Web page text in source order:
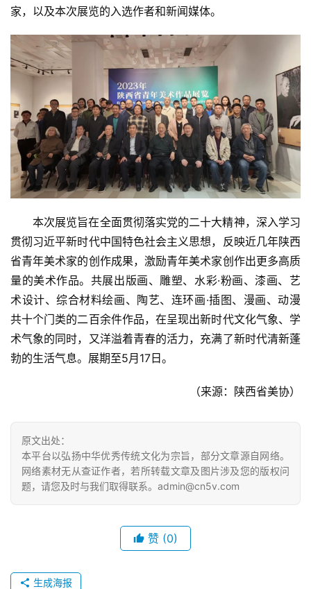
欣
赏
砚
边
夜
话
美
术
图
容
易
寫
錯
用
錯
的
繁
例
家，以及本次展览的入选作者和新闻媒体。
本次展览旨在全面贯彻落实党的二十大精神，深入学习
贯彻习近平新时代中国特色社会主义思想，反映近几年陕西
省青年美术家的创作成果，激励青年美术家创作出更多高质
量的美术作品。共展出版画、雕塑、水彩·粉画、漆画、艺
术设计、综合材料绘画、陶艺、连环画·插图、漫画、动漫
共十个门类的二百余件作品，在呈现出新时代文化气象、学
术气象的同时，又洋溢着青春的活力，充满了新时代清新蓬
勃的生活气息。展期至5月17日。
（来源：陕西省美协）
原文出处：
本平台以弘扬中华优秀传统文化为宗旨，部分文章源自网络。
网络素材无从查证作者，若所转载文章及图片涉及您的版权问
题，请您及时与我们取得联系。admin@cn5v.com
赞 (0)
生成海报